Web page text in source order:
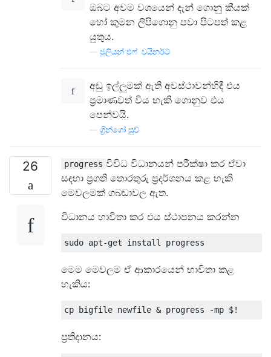
ඔබට අවම වශයෙන් දැන් ගොනු කීයක්
හෝ කුමන ලිපිගොනු පවා පිටපත් කළ
යුතුය.
ජූලියන් එෆ්. වයිනර්ට්
අඩු ඉල්ලුමක් ඇති අවස්ථාවන්හිදී එය
ප්‍රමාණවත් විය හැකි ගොනුව එය
පෙන්වයි.
ග්‍රින්ගෝ සුව්
26 progress විවිධ විධානයන් පරීක්ෂා කර ඒවා
සඳහා ප්‍රගති තොරතුරු ප්‍රදර්ශනය කළ හැකි
මෙවලමක් ගබඩාවල ඇත.
විධානය භාවිතා කර එය ස්ථාපනය කරන්න
මෙම මෙවලම ඒ ආකාරයෙන් භාවිතා කළ
හැකිය:
ප්‍රතිදානය: